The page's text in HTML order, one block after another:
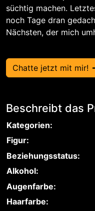
süchtig machen.
noch Tage dran
Nächsten, der mich
Chatte jetzt mit mir!
Beschreibt das
Kategorien:
Figur:
Beziehungsstatus:
Alkohol:
Augenfarbe:
Haarfarbe: